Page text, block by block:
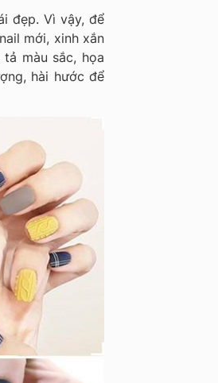
đẹp. Vì vậy, để
mới, xinh xắn
màu sắc, họa
hài hước để